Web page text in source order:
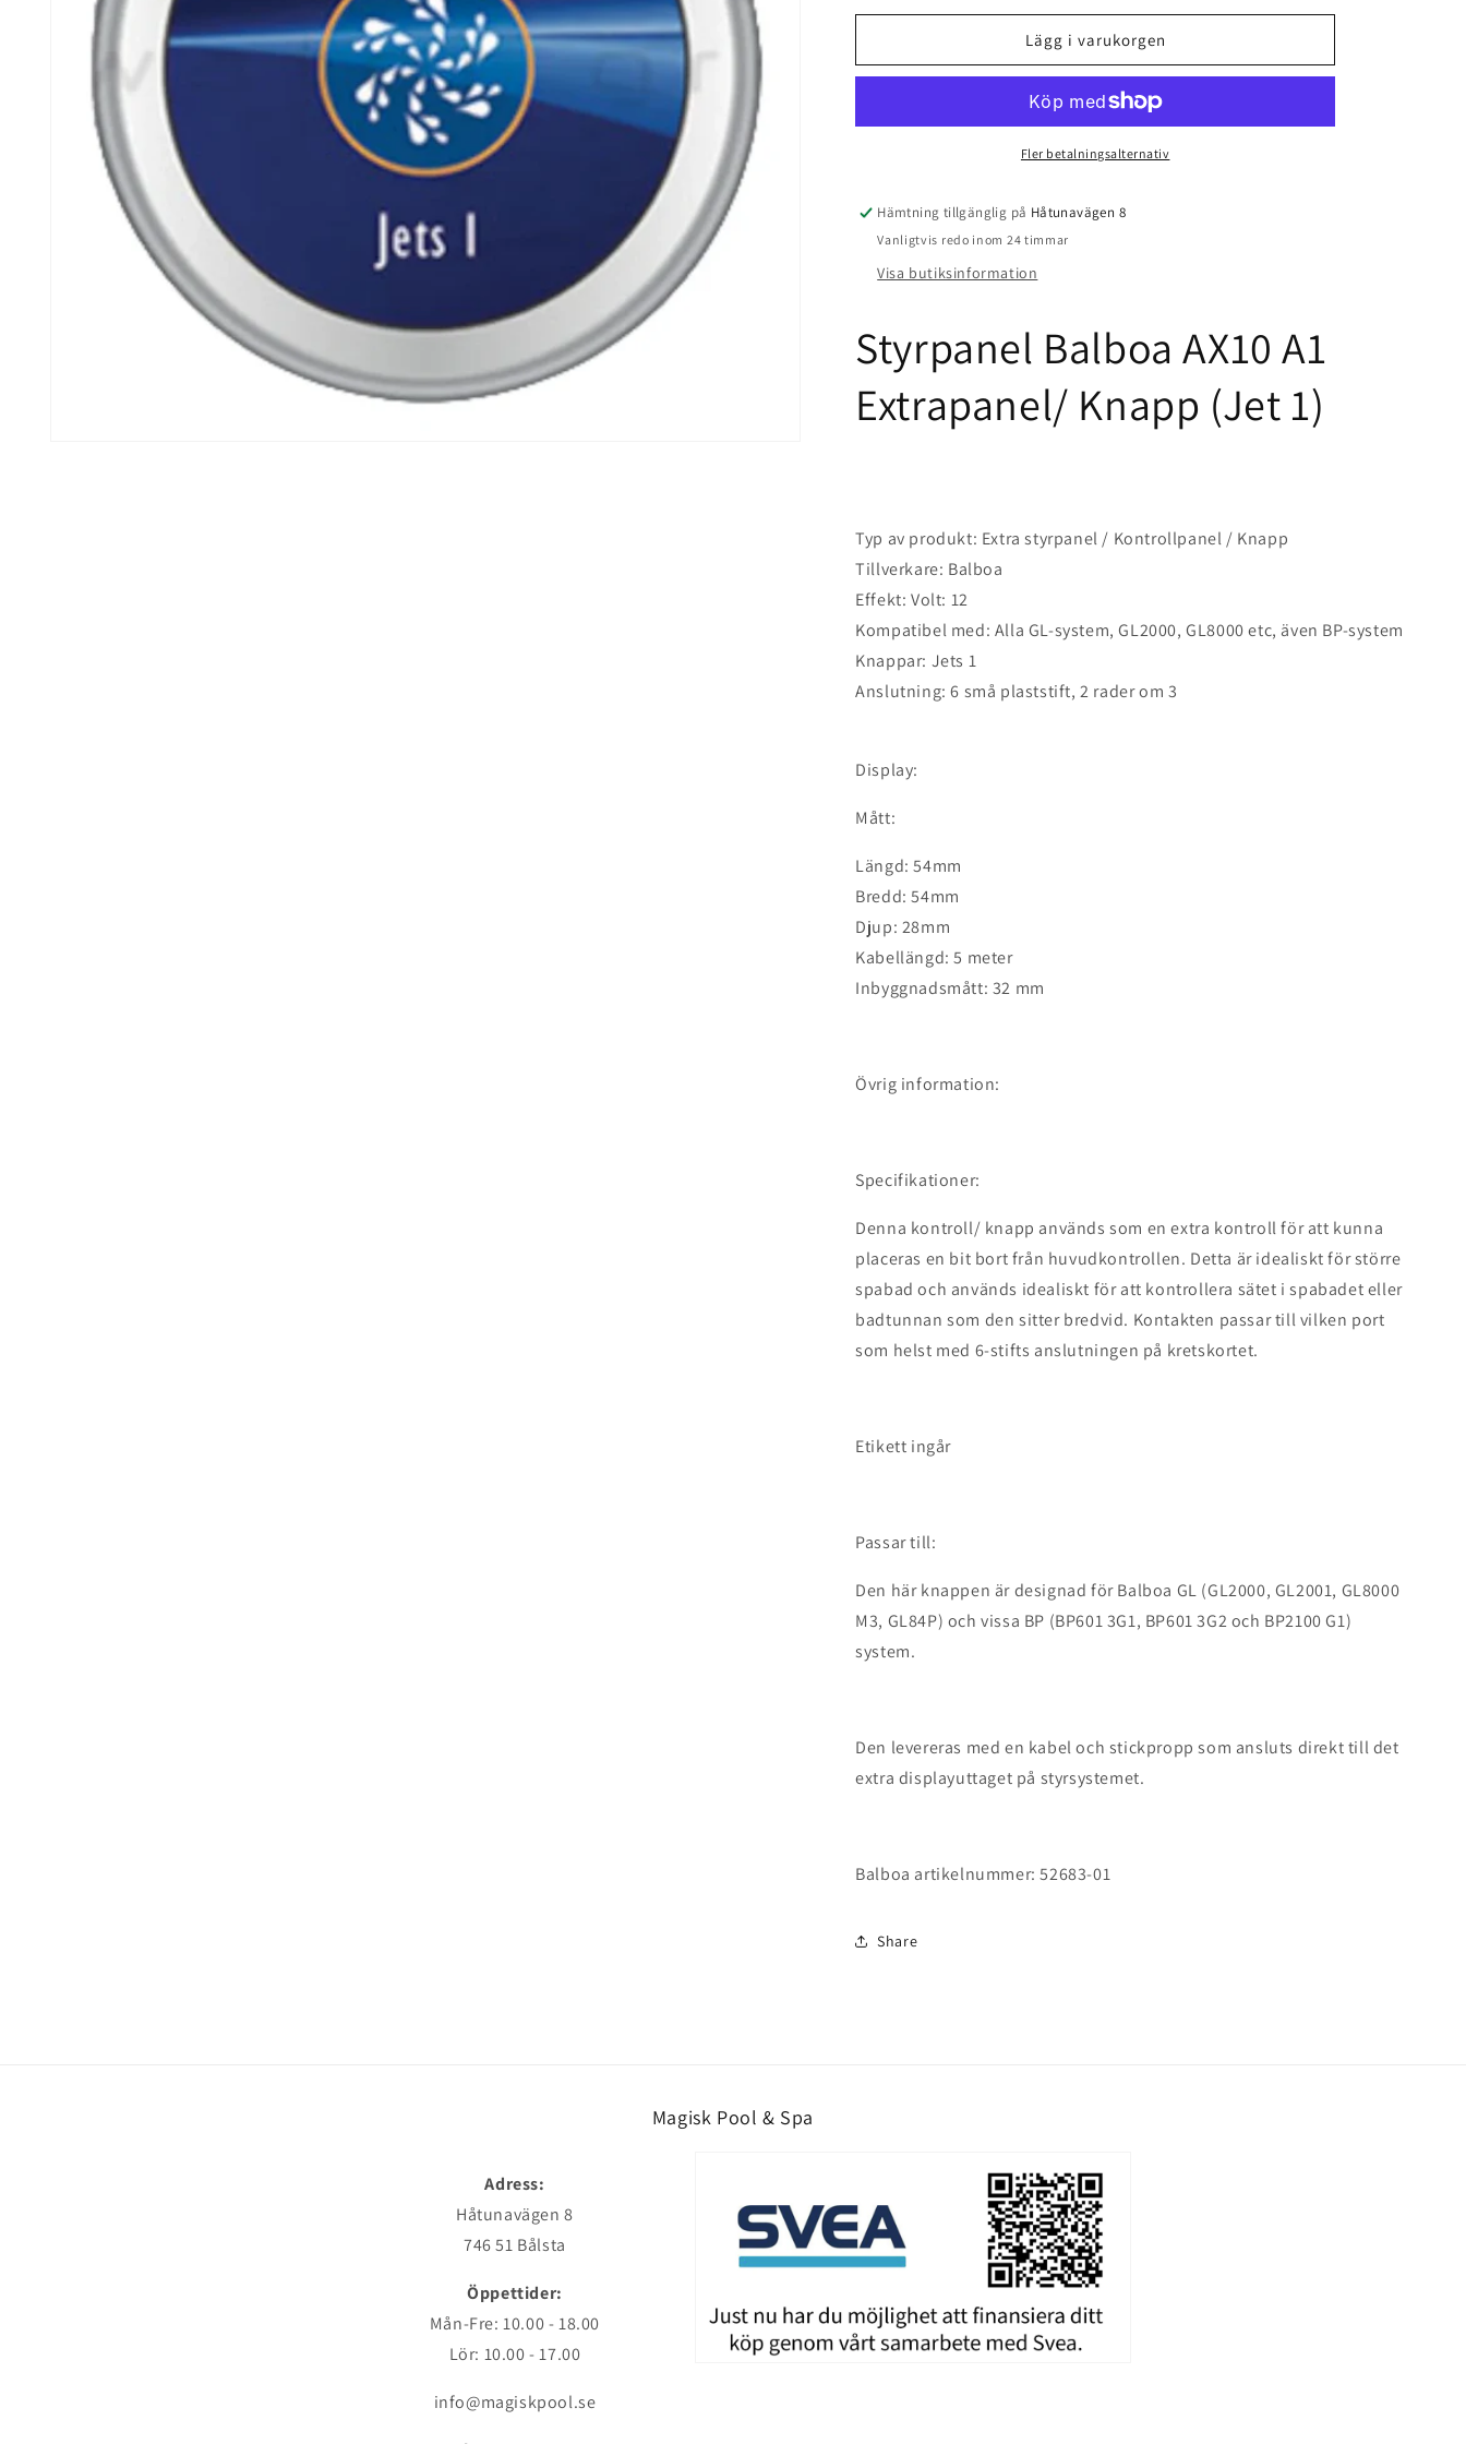
för
Balboa
Extrapanel/
för
Styrpanel
Balboa
Extrapanel/
Knapp
Lägg i varukorgen
Fler betalningsalternativ
Hämtning tillgänglig på Håtunavägen 8
Vanligtvis redo inom 24 timmar
Visa butiksinformation
Styrpanel Balboa AX10 A1
Extrapanel/ Knapp (Jet 1)
Typ av produkt: Extra styrpanel / Kontrollpanel / Knapp
Tillverkare: Balboa
Effekt: Volt: 12
Kompatibel med: Alla GL-system, GL2000, GL8000 etc, även BP-system
Knappar: Jets 1
Anslutning: 6 små plaststift, 2 rader om 3
Display:
Mått:
Längd: 54mm
Bredd: 54mm
Djup: 28mm
Kabellängd: 5 meter
Inbyggnadsmått: 32 mm
Övrig information:
Specifikationer:
Denna kontroll/ knapp används som en extra kontroll för att kunna
placeras en bit bort från huvudkontrollen. Detta är idealiskt för större
spabad och används idealiskt för att kontrollera sätet i spabadet eller
badtunnan som den sitter bredvid. Kontakten passar till vilken port
som helst med 6-stifts anslutningen på kretskortet.
Etikett ingår
Passar till:
Den här knappen är designad för Balboa GL (GL2000, GL2001, GL8000
M3, GL84P) och vissa BP (BP601 3G1, BP601 3G2 och BP2100 G1)
system.
Den levereras med en kabel och stickpropp som ansluts direkt till det
extra displayuttaget på styrsystemet.
Balboa artikelnummer: 52683-01
Share
Magisk Pool & Spa
Adress:
Håtunavägen 8
746 51 Bålsta
Öppettider:
Mån-Fre: 10.00 - 18.00
Lör: 10.00 - 17.00
info@magiskpool.se